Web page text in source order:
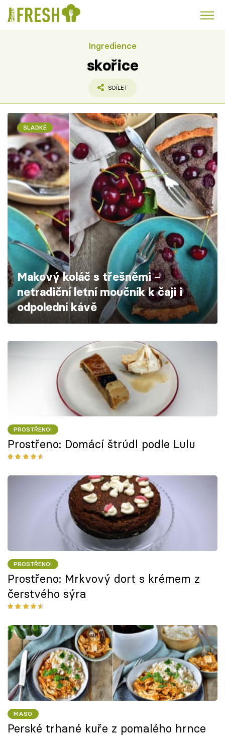
Polévky k večeři
Čokoláda
Témata
Recepty
Články
TV Program
Škola vaření
Recepty z TV
Speciál: Cuketa
Těhotnej kuchař
Přihlášení
Ingredience
skořice
SDÍLET
SLADKÉ
Makový koláč s třešněmi –
netradiční letní moučník k čaji i
odpolední kávě
PROSTŘENO!
Prostřeno: Domácí štrúdl podle Lulu
PROSTŘENO!
Prostřeno: Mrkvový dort s krémem z
čerstvého sýra
MASO
Perské trhané kuře z pomalého hrnce